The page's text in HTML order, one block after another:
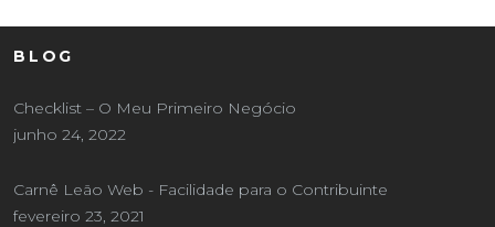
BLOG
Checklist – O Meu Primeiro Negócio
junho 24, 2022
Carnê Leão Web - Facilidade para o Contribuinte
fevereiro 23, 2021